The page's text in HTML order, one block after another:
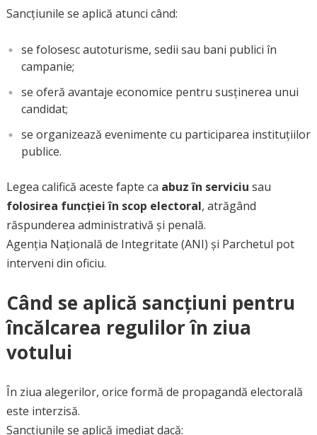
Sancțiunile se aplică atunci când:
se folosesc autoturisme, sedii sau bani publici în
campanie;
se oferă avantaje economice pentru susținerea unui
candidat;
se organizează evenimente cu participarea instituțiilor
publice.
Legea califică aceste fapte ca abuz în serviciu sau
folosirea funcției în scop electoral, atrăgând
răspunderea administrativă și penală.
Agenția Națională de Integritate (ANI) și Parchetul pot
interveni din oficiu.
Când se aplică sancțiuni pentru
încălcarea regulilor în ziua
votului
În ziua alegerilor, orice formă de propagandă electorală
este interzisă.
Sancțiunile se aplică imediat dacă: